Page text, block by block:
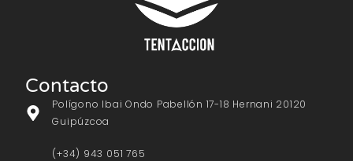
Contacto
Polígono Ibai Ondo Pabellón 17-18 Hernani 20120
Guipúzcoa
(+34) 943 051 765